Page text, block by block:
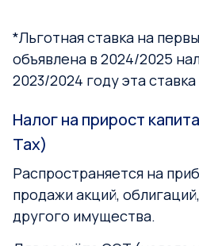
*Льготная ставка на
объявлена в 2024/2025
2023/2024 году эта
Налог на прирост
Tax)
Распространяется на
продажи акций,
другого имущества.